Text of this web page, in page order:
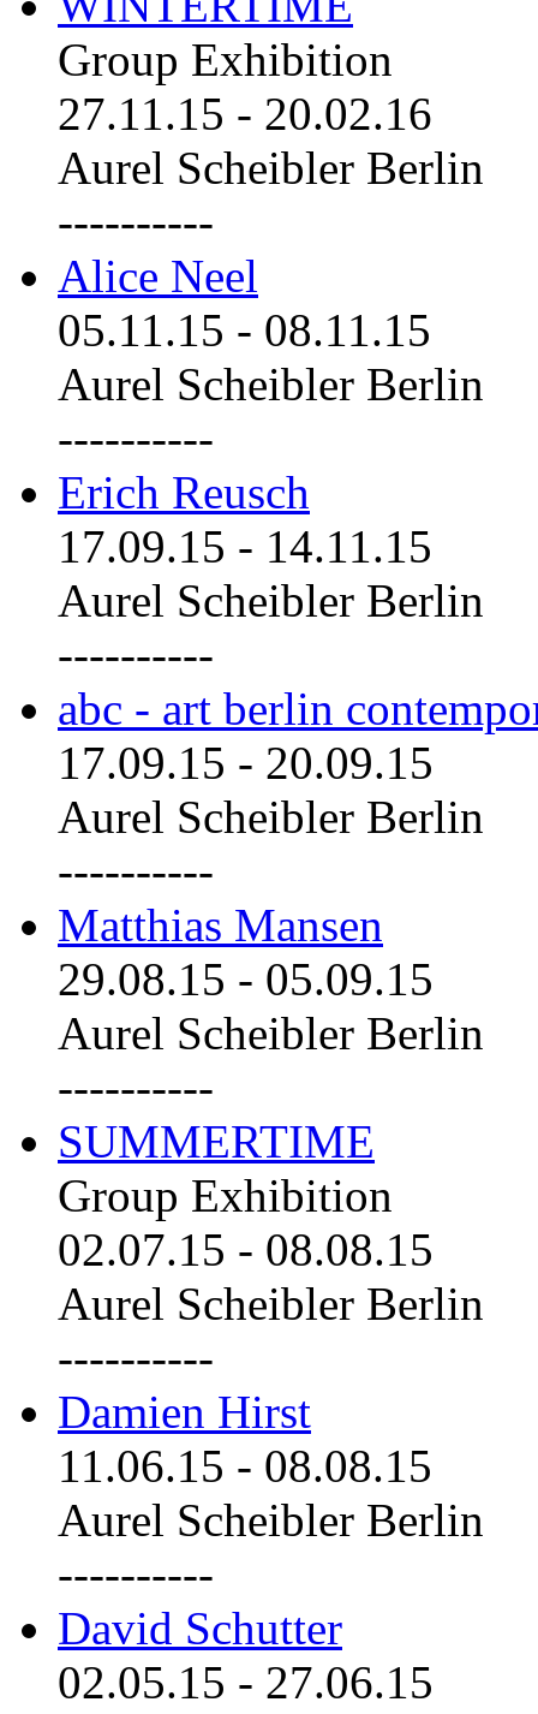
Group Exhibition
27.11.15 - 20.02.16
Aurel Scheibler Berlin
----------
Alice Neel
05.11.15 - 08.11.15
Aurel Scheibler Berlin
----------
Erich Reusch
17.09.15 - 14.11.15
Aurel Scheibler Berlin
----------
abc - art berlin
17.09.15 - 20.09.15
Aurel Scheibler Berlin
----------
Matthias Mansen
29.08.15 - 05.09.15
Aurel Scheibler Berlin
----------
SUMMERTIME
Group Exhibition
02.07.15 - 08.08.15
Aurel Scheibler Berlin
----------
Damien Hirst
11.06.15 - 08.08.15
Aurel Scheibler Berlin
----------
David Schutter
02.05.15 - 27.06.15